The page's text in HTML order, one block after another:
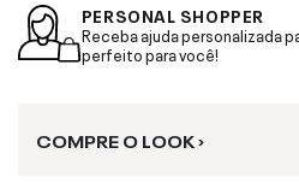
PERSONAL SHOPPER
Receba ajuda personalizada
perfeito para você!
COMPRE O LOOK ›